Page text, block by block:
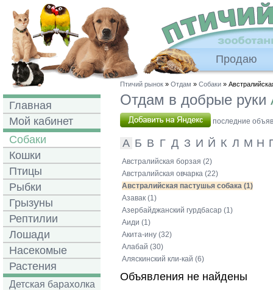
Продаю
Главная
Мой кабинет
Собаки
Кошки
Птицы
Рыбки
Грызуны
Рептилии
Лошади
Насекомые
Растения
Детская барахолка
Птичий рынок » Отдам » Собаки »
Отдам в добрые руки
последние
А Б В Г Д З И Й К Л М Н
Австралийская борзая (2)
Австралийская овчарка (22)
Австралийская пастушья собака (1)
Азавак (1)
Азербайджанский гурдбасар (1)
Аиди (1)
Акита-ину (32)
Алабай (30)
Аляскинский кли-кай (6)
Объявления не найдены